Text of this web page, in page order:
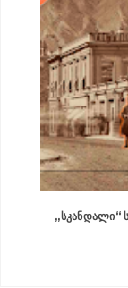
„ᲡᲙᲐᲜᲓᲐᲚᲘ“